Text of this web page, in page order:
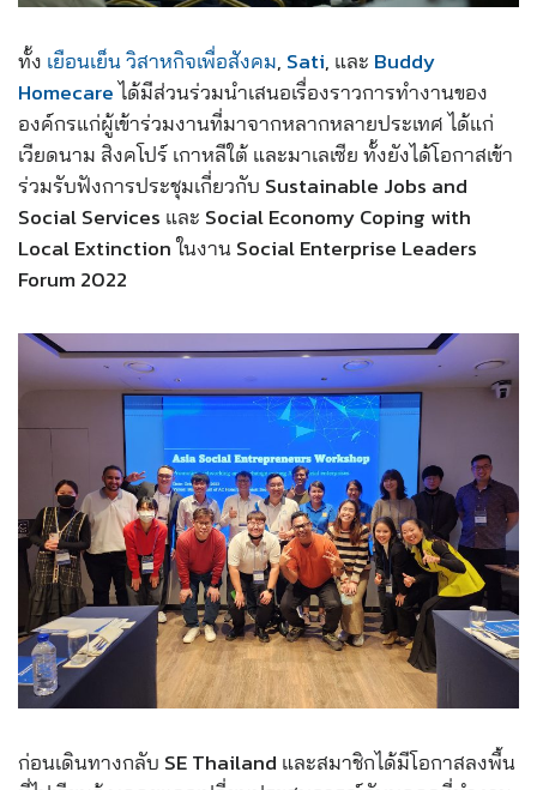
ทั้ง เยือนเย็น วิสาหกิจเพื่อสังคม, Sati, และ Buddy
Homecareได้มีส่วนร่วมนำเสนอเรื่องราวการทำงานของ
องค์กรแก่ผู้เข้าร่วมงานที่มาจากหลากหลายประเทศ ได้แก่
เวียดนาม สิงคโปร์ เกาหลีใต้ และมาเลเซีย ทั้งยังได้โอกาสเข้า
ร่วมรับฟังการประชุมเกี่ยวกับ Sustainable Jobs and
Social Services และ Social Economy Coping with
Local Extinction ในงาน Social Enterprise Leaders
Forum 2022
ก่อนเดินทางกลับ SE Thailand และสมาชิกได้มีโอกาสลงพื้น